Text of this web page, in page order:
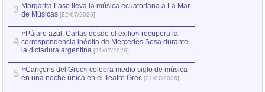
3 Margarita Laso lleva la música ecuatoriana a La Mar
de Músicas [22/07/2026]
4
«Pájaro azul. Cartas desde el exilio» recupera la
correspondencia inédita de Mercedes Sosa durante
la dictadura argentina [21/07/2026]
5 «Cançons del Grec» celebra medio siglo de música
en una noche única en el Teatre Grec [21/07/2026]